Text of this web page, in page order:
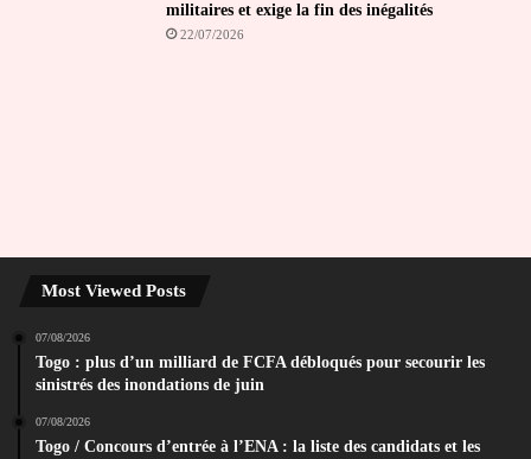
militaires et exige la fin des inégalités
22/07/2026
Most Viewed Posts
07/08/2026
Togo : plus d’un milliard de FCFA débloqués pour secourir les
sinistrés des inondations de juin
07/08/2026
Togo / Concours d’entrée à l’ENA : la liste des candidats et les